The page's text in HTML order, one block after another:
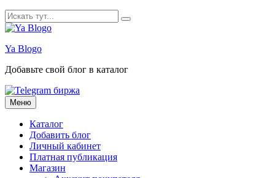
Искать:
Ya Blogo
Добавьте свой блог в каталог
Меню Перейти
к
содержанию
Каталог
Добавить блог
Личный кабинет
Платная публикация
Магазин